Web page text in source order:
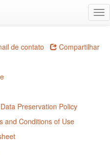
de contato Compartilhar
Preservation Policy
and Conditions of Use